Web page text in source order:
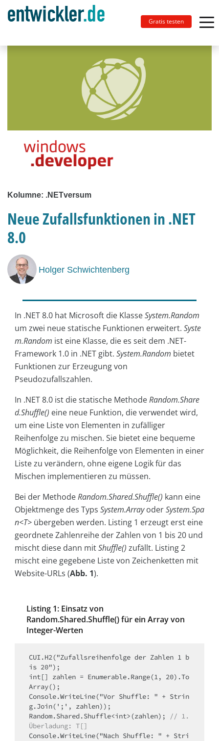
Gratis testen
Kolumne: .NETversum
Neue Zufallsfunktionen in .NET
8.0
Holger Schwichtenberg
In .NET 8.0 hat Microsoft die KlasseSystem.Random
um zwei neue statische Funktionen erweitert. Syste
m.Random ist eine Klasse, die es seit dem .NET-
Framework 1.0 in .NET gibt. System.Random bietet
Funktionen zur Erzeugung von
Pseudozufallszahlen.
In .NET 8.0 ist die statische MethodeRandom.Share
d.Shuffle() eine neue Funktion, die verwendet wird,
um eine Liste von Elementen in zufälliger
Reihenfolge zu mischen. Sie bietet eine bequeme
Möglichkeit, die Reihenfolge von Elementen in einer
Liste zu verändern, ohne eigene Logik für das
Mischen implementieren zu müssen.
Bei der MethodeRandom.Shared.Shuffle() kann eine
Objektmenge des Typs System.ArrayoderSystem.Spa
n<T> übergeben werden. Listing 1 erzeugt erst eine
geordnete Zahlenreihe der Zahlen von 1 bis 20 und
mischt diese dann mitShuffle() zufällt. Listing 2
mischt eine gegebene Liste von Zeichenketten mit
Website-URLs (Abb. 1).
Listing 1: Einsatz von
Random.Shared.Shuffle() für ein Array von
Integer-Werten
CUI.H2("Zufallsreihenfolge der Zahlen 1 b
is 20");
int[] zahlen = Enumerable.Range(1, 20).To
Array();
Console.WriteLine("Vor Shuffle: " + Strin
g.Join(';', zahlen));
Random.Shared.Shuffle<int>(zahlen);
// 1.
Überladung: T[]
Console.WriteLine("Nach Shuffle: " + Stri